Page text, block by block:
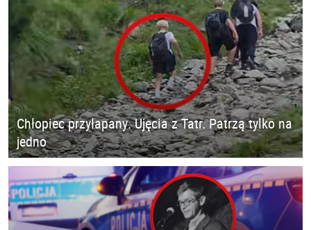
Chłopiec przyłapany. Ujęcia z Tatr. Patrzą tylko na
jedno